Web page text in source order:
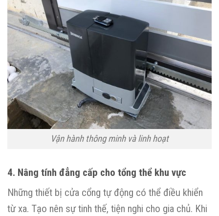
Vận hành thông minh và linh hoạt
4. Nâng tính đẳng cấp cho tổng thể khu vực
Những thiết bị cửa cổng tự động có thể điều khiển
từ xa. Tạo nên sự tinh thế, tiện nghi cho gia chủ. Khi